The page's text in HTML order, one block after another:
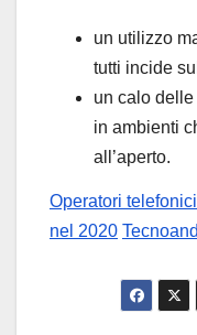
un utilizzo
tutti incide
un calo
in ambienti
all’aperto.
Operatori
nel 2020